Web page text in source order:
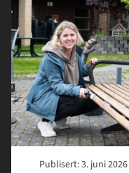
Publisert: 3. juni 2026